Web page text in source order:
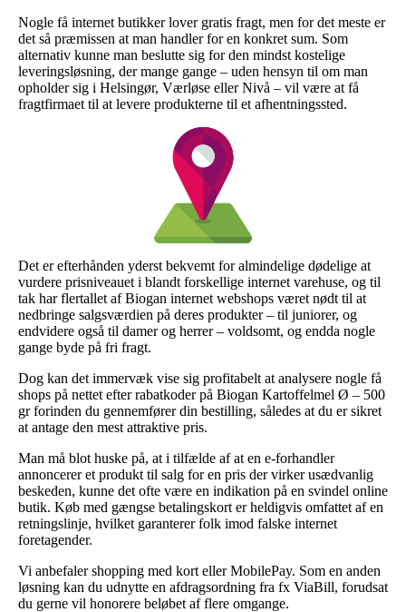
Nogle få internet butikker lover gratis fragt, men for det meste er
det så præmissen at man handler for en konkret sum. Som
alternativ kunne man beslutte sig for den mindst kostelige
leveringsløsning, der mange gange – uden hensyn til om man
opholder sig i Helsingør, Værløse eller Nivå – vil være at få
fragtfirmaet til at levere produkterne til et afhentningssted.
Det er efterhånden yderst bekvemt for almindelige dødelige at
vurdere prisniveauet i blandt forskellige internet varehuse, og til
tak har flertallet af Biogan internet webshops været nødt til at
nedbringe salgsværdien på deres produkter – til juniorer, og
endvidere også til damer og herrer – voldsomt, og endda nogle
gange byde på fri fragt.
Dog kan det immervæk vise sig profitabelt at analysere nogle få
shops på nettet efter rabatkoder på Biogan Kartoffelmel Ø – 500
gr forinden du gennemfører din bestilling, således at du er sikret
at antage den mest attraktive pris.
Man må blot huske på, at i tilfælde af at en e-forhandler
annoncerer et produkt til salg for en pris der virker usædvanlig
beskeden, kunne det ofte være en indikation på en svindel online
butik. Køb med gængse betalingskort er heldigvis omfattet af en
retningslinje, hvilket garanterer folk imod falske internet
foretagender.
Vi anbefaler shopping med kort eller MobilePay. Som en anden
løsning kan du udnytte en afdragsordning fra fx ViaBill, forudsat
du gerne vil honorere beløbet af flere omgange.